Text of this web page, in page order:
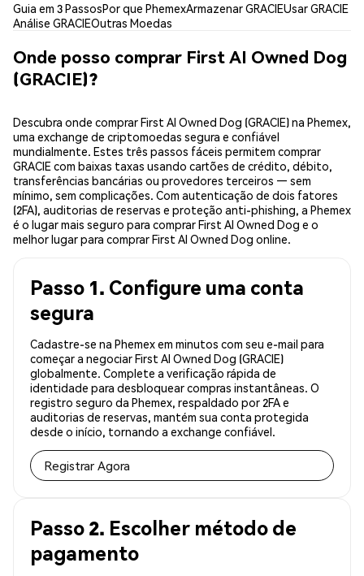
Guia em 3 PassosPor que PhemexArmazenar GRACIEUsar GRACIE
Análise GRACIEOutras Moedas
Onde posso comprar First AI Owned Dog
(GRACIE)?
Descubra onde comprar First AI Owned Dog (GRACIE) na Phemex,
uma exchange de criptomoedas segura e confiável
mundialmente. Estes três passos fáceis permitem comprar
GRACIE com baixas taxas usando cartões de crédito, débito,
transferências bancárias ou provedores terceiros — sem
mínimo, sem complicações. Com autenticação de dois fatores
(2FA), auditorias de reservas e proteção anti-phishing, a Phemex
é o lugar mais seguro para comprar First AI Owned Dog e o
melhor lugar para comprar First AI Owned Dog online.
Passo 1. Configure uma conta
segura
Cadastre-se na Phemex em minutos com seu e-mail para
começar a negociar First AI Owned Dog (GRACIE)
globalmente. Complete a verificação rápida de
identidade para desbloquear compras instantâneas. O
registro seguro da Phemex, respaldado por 2FA e
auditorias de reservas, mantém sua conta protegida
desde o início, tornando a exchange confiável.
Registrar Agora
Passo 2. Escolher método de
pagamento